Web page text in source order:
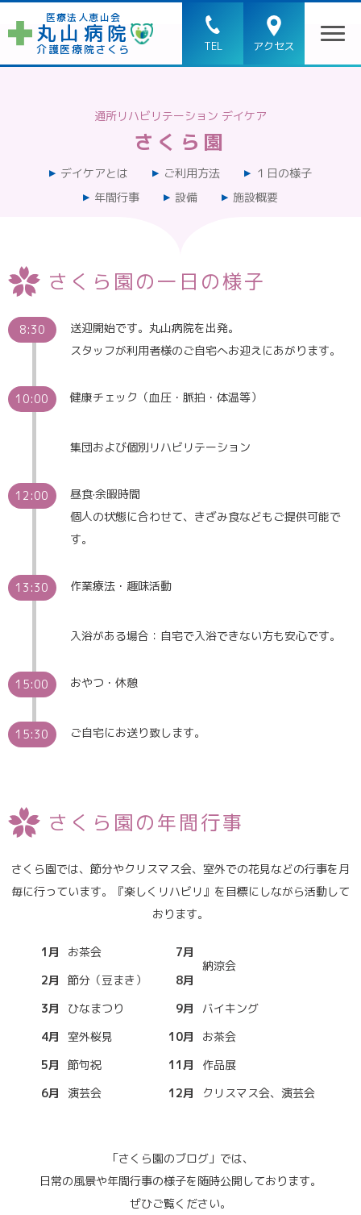
医療法人恵山会
丸山病院
介護医療院さくら TEL アクセス
通所リハビリテーション デイケア
さくら園
デイケアとは ご利用方法
１日の様子
年間行事
設備 施設概要
さくら園の一日の様子
8:30
送迎開始です。丸山病院を出発。
スタッフが利用者様のご自宅へお迎えにあがります。
10:00 健康チェック（血圧・脈拍・体温等）
集団および個別リハビリテーション
12:00
昼食·余暇時間
個人の状態に合わせて、きざみ食などもご提供可能で
す。
13:30 作業療法・趣味活動
入浴がある場合：自宅で入浴できない方も安心です。
15:00 おやつ・休憩
15:30 ご自宅にお送り致します。
さくら園の年間行事
さくら園では、節分やクリスマス会、室外での花見などの行事を月
毎に行っています。『楽しくリハビリ』を目標にしながら活動して
おります。
1月
お茶会
2月
節分（豆まき）
3月
ひなまつり
4月
室外桜見
5月
節句祝
6月
演芸会
7月
納涼会
8月
9月
バイキング
10月
お茶会
11月
作品展
12月
クリスマス会、演芸会
「さくら園のブログ」では、
日常の風景や年間行事の様子を随時公開しております。
ぜひご覧ください。